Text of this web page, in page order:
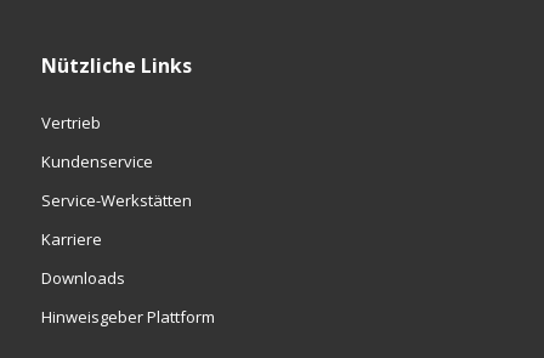
Nützliche Links
Vertrieb
Kundenservice
Service-Werkstätten
Karriere
Downloads
Hinweisgeber Plattform